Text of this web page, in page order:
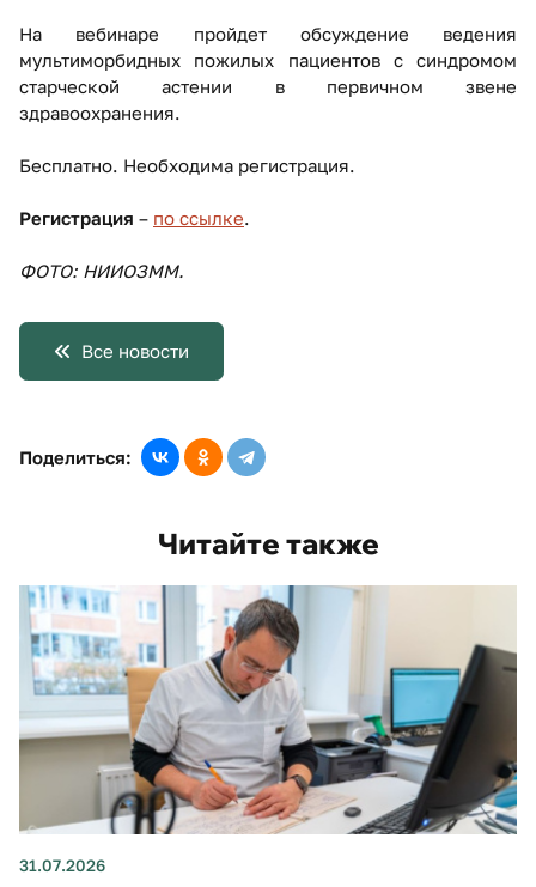
На вебинаре пройдет обсуждение ведения
мультиморбидных пожилых пациентов с синдромом
старческой астении в первичном звене
здравоохранения.
Бесплатно. Необходима регистрация.
Регистрация – по ссылке.
ФОТО: НИИОЗММ.
Все новости
Поделиться:
Читайте также
31.07.2026